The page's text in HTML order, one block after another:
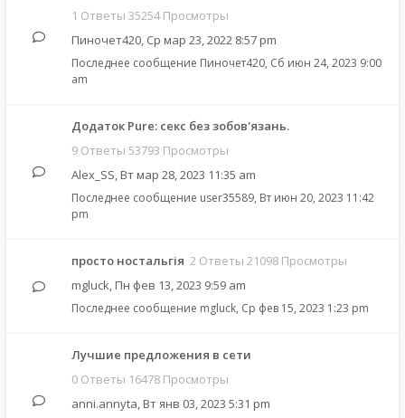
1 Ответы 35254 Просмотры
Пиночет420, Ср мар 23, 2022 8:57 pm
Последнее сообщение Пиночет420, Сб июн 24, 2023 9:00
am
Додаток Pure: cекс без зобов'язань.
9 Ответы 53793 Просмотры
Alex_SS, Вт мар 28, 2023 11:35 am
Последнее сообщение user35589, Вт июн 20, 2023 11:42
pm
просто ностальгія 2 Ответы 21098 Просмотры
mgluck, Пн фев 13, 2023 9:59 am
Последнее сообщение mgluck, Ср фев 15, 2023 1:23 pm
Лучшие предложения в сети
0 Ответы 16478 Просмотры
anni.annyta, Вт янв 03, 2023 5:31 pm